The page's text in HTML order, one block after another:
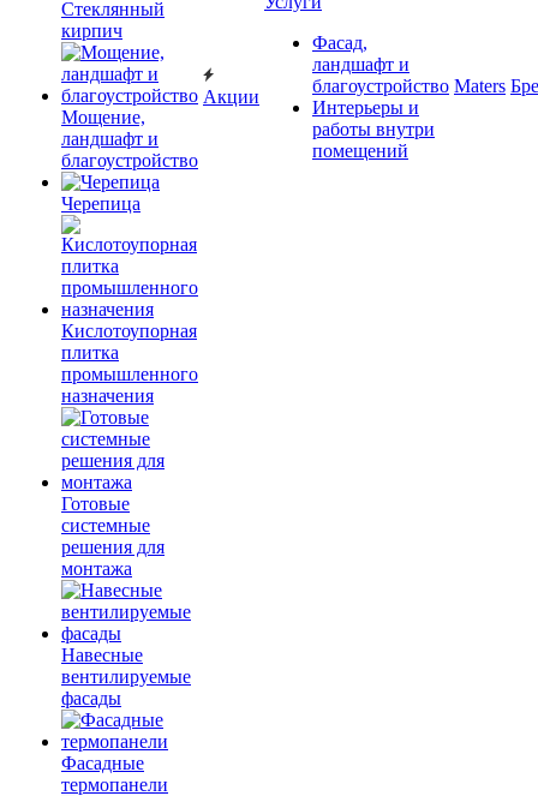
Cтеклянный
кирпич
Мощение,
ландшафт и
благоустройство
Черепица
Кислотоупорная
плитка
промышленного
назначения
Готовые
системные
решения для
монтажа
Навесные
вентилируемые
фасады
Фасадные
термопанели
Акции
Фасад,
ландшафт и
благоустройство
Интерьеры и
работы внутри
помещений
Maters